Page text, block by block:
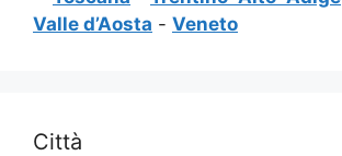
Valle d’Aosta - Veneto
Città